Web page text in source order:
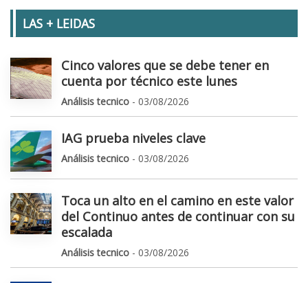
LAS + LEIDAS
Cinco valores que se debe tener en
cuenta por técnico este lunes
Análisis tecnico - 03/08/2026
IAG prueba niveles clave
Análisis tecnico - 03/08/2026
Toca un alto en el camino en este valor
del Continuo antes de continuar con su
escalada
Análisis tecnico - 03/08/2026